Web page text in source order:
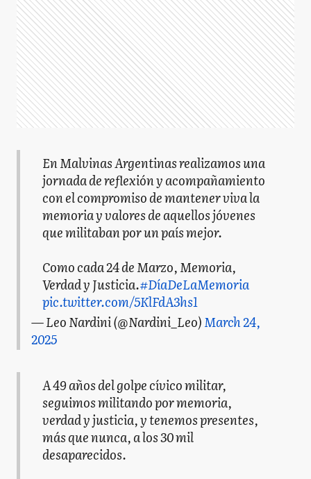
En Malvinas Argentinas realizamos una
jornada de reflexión y acompañamiento
con el compromiso de mantener viva la
memoria y valores de aquellos jóvenes
que militaban por un país mejor.
Como cada 24 de Marzo, Memoria,
Verdad y Justicia.#DíaDeLaMemoria
pic.twitter.com/5KlFdA3hs1
— Leo Nardini (@Nardini_Leo)March 24,
2025
A 49 años del golpe cívico militar,
seguimos militando por memoria,
verdad y justicia, y tenemos presentes,
más que nunca, a los 30 mil
desaparecidos.